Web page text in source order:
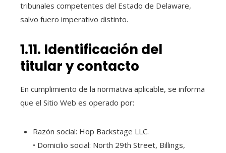
tribunales competentes del Estado de Delaware,
salvo fuero imperativo distinto.
1.11. Identificación del
titular y contacto
En cumplimiento de la normativa aplicable, se informa
que el Sitio Web es operado por:
Razón social: Hop Backstage LLC.
• Domicilio social: North 29th Street, Billings,